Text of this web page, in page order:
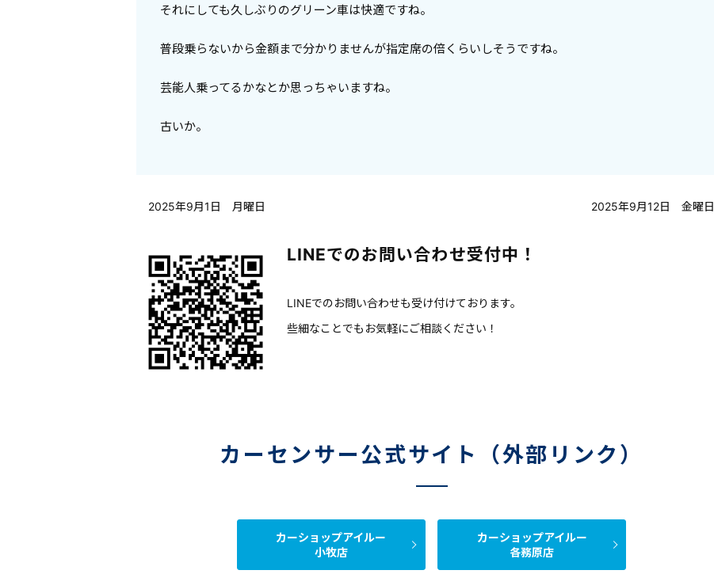
それにしても久しぶりのグリーン車は快適ですね。
普段乗らないから金額まで分かりませんが指定席の倍くらいしそうですね。
芸能人乗ってるかなとか思っちゃいますね。
古いか。
2025年9月1日 月曜日 2025年9月12日 金曜日
LINEでのお問い合わせ受付中！
LINEでのお問い合わせも受け付けております。
些細なことでもお気軽にご相談ください！
カーセンサー公式サイト（外部リンク）
カーショップアイルー
小牧店
カーショップアイルー
各務原店